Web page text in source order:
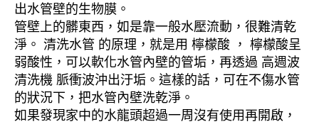
出水管壁的生物膜。
管壁上的髒東西，如是靠一般水壓流動，很難清乾
淨。 清洗水管 的原理，就是用 檸檬酸 ， 檸檬酸呈
弱酸性，可以軟化水管內壁的管垢，再透過 高週波
清洗機 脈衝波沖出汙垢。這樣的話，可在不傷水管
的狀況下，把水管內壁洗乾淨。
如果發現家中的水龍頭超過一周沒有使用再開啟，